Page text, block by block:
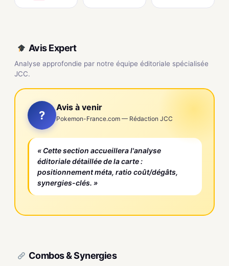
Avis Expert
Analyse approfondie par notre équipe éditoriale spécialisée
JCC.
?
Avis à venir
Pokemon-France.com — Rédaction JCC
« Cette section accueillera l'analyse
éditoriale détaillée de la carte :
positionnement méta, ratio coût/dégâts,
synergies-clés. »
Combos & Synergies